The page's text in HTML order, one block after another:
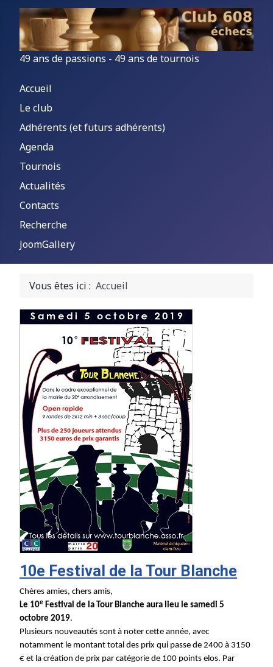
49 ans de passions - 49 ans de tournois
Accueil
Le club
Adhérents (et futurs adhérents)
Agenda
Tournois
Actualités
Contacts
Recherche
JoomGallery
Vous êtes ici : Accueil
10e Festival de la Tour Blanche
Chères amies, chers amis,
Le 10e Festival de la Tour Blanche aura lieu le samedi 5
octobre 2019.
Plusieurs nouveautés sont à noter cette année, avec
notamment le montant total des prix qui passe de 2400 à 3150
€ et la création de prix par catégorie de 100 points elos. Par